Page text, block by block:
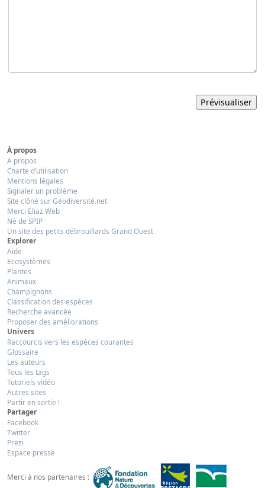
À propos
A propos
Charte d’utilisation
Mentions légales
Signaler un problème
Site clôné sur Géodiversité.net
Merci Eliaz Web
Né de SPIP
Un site des petits débrouillards Grand Ouest
Explorer
Aide
Ecosystèmes
Plantes
Animaux
Champignons
Classification des espèces
Recherche avancée
Proposer des améliorations
Univers
Raccourcis vers les espèces courantes
Glossaire
Les auteurs
Tous les tags
Tutoriels vidéo
Autres sites
Partir en sortie !
Partager
Facebook
Twitter
Prezi
Espace presse
Merci à nos partenaires :